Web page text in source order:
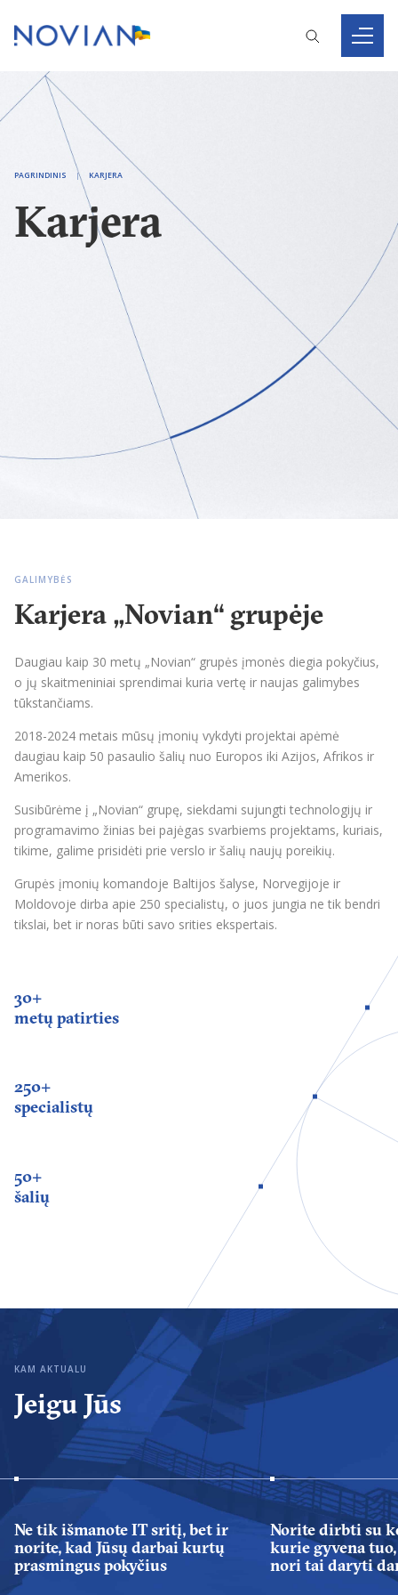
PAGRINDINIS KARJERA
Karjera
GALIMYBĖS
Karjera „Novian“ grupėje
Daugiau kaip 30 metų „Novian“ grupės įmonės diegia pokyčius,
o jų skaitmeniniai sprendimai kuria vertę ir naujas galimybes
tūkstančiams.
2018-2024 metais mūsų įmonių vykdyti projektai apėmė
daugiau kaip 50 pasaulio šalių nuo Europos iki Azijos, Afrikos ir
Amerikos.
Susibūrėme į „Novian“ grupę, siekdami sujungti technologijų ir
programavimo žinias bei pajėgas svarbiems projektams, kuriais,
tikime, galime prisidėti prie verslo ir šalių naujų poreikių.
Grupės įmonių komandoje Baltijos šalyse, Norvegijoje ir
Moldovoje dirba apie 250 specialistų, o juos jungia ne tik bendri
tikslai, bet ir noras būti savo srities ekspertais.
30+
metų patirties
250+
specialistų
50+
šalių
KAM AKTUALU
Jeigu Jūs
Ne tik išmanote IT sritį, bet ir
norite, kad Jūsų darbai kurtų
prasmingus pokyčius
Norite dirbti su
kurie gyvena
nori tai daryti